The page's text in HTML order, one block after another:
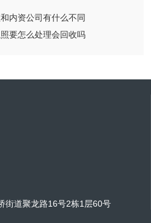
内资公司有什么不同
要怎么处理会回收吗
街道聚龙路16号2栋1层60号